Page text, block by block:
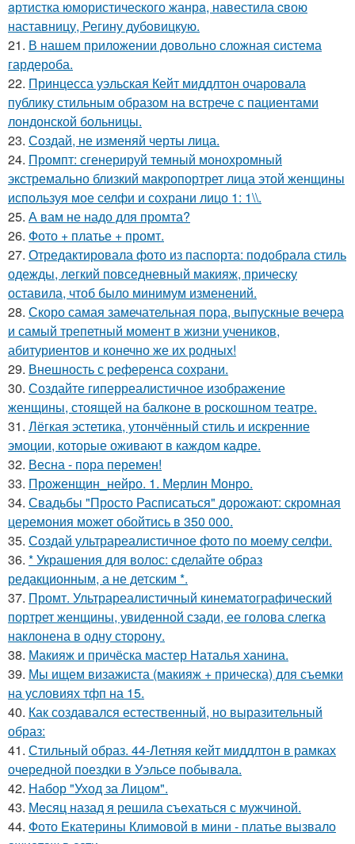
aртистка юмористичеcкого жанрa, навестила cвою
наставницу, Регину дубoвицкую.
21. В нашем приложении довольно сложная система
гардероба.
22. Принцесса уэльская Кейт миддлтон очаровала
публику стильным образом на встрече с пациентами
лондонской больницы.
23. Создай, не изменяй черты лица.
24. Промпт: сгенерируй темный монохромный
экстремально близкий макропортрет лица этой женщины
используя мое селфи и сохрани лицо 1: 1\\.
25. А вам не надо для промта?
26. Фото + платье + промт.
27. Отредактировала фото из паспорта: подобрала стиль
одежды, легкий повседневный макияж, прическу
оставила, чтоб было минимум изменений.
28. Скоро самая замечательная пора, выпускные вечера
и самый трепетный момент в жизни учеников,
абитуриентов и конечно же их родных!
29. Внешность с референса сохрани.
30. Создайте гиперреалистичное изображение
женщины, стоящей на балконе в роскошном театре.
31. Лёгкая эстетика, утончённый стиль и искренние
эмоции, которые оживают в каждом кадре.
32. Весна - пора перемен!
33. Проженщин_нейро. 1. Мерлин Монро.
34. Свадьбы "Просто Расписаться" дорожают: скромная
церемония может обойтись в 350 000.
35. Создай ультрареалистичное фото по моему селфи.
36. * Украшения для волос: сделайте образ
редакционным, а не детским *.
37. Промт. Ультрареалистичный кинематографический
портрет женщины, увиденной сзади, ее голова слегка
наклонена в одну сторону.
38. Макияж и причёска мастер Наталья ханина.
39. Мы ищем визажиста (макияж + прическа) для съемки
на условиях тфп на 15.
40. Как создавался естественный, но выразительный
образ:
41. Стильный образ. 44-Летняя кейт миддлтон в рамках
очередной поездки в Уэльсе побывала.
42. Набор "Уход за Лицом".
43. Мeсяц назад я решила съeхаться с мужчиной.
44. Фото Екатерины Климовой в мини - платье вызвало